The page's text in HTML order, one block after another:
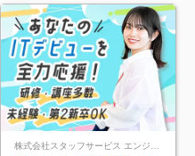
株式会社スタッフサービス エンジニアリング事業本部